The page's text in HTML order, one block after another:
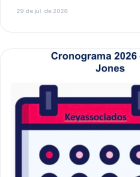
29 de jul. de 2026